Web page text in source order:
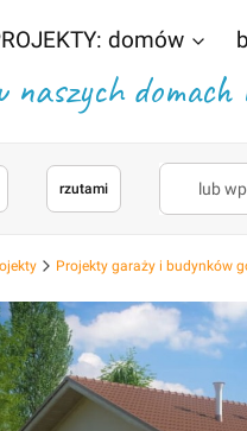
domów
naszych domach
rzutami
Projekty garaży i budynków